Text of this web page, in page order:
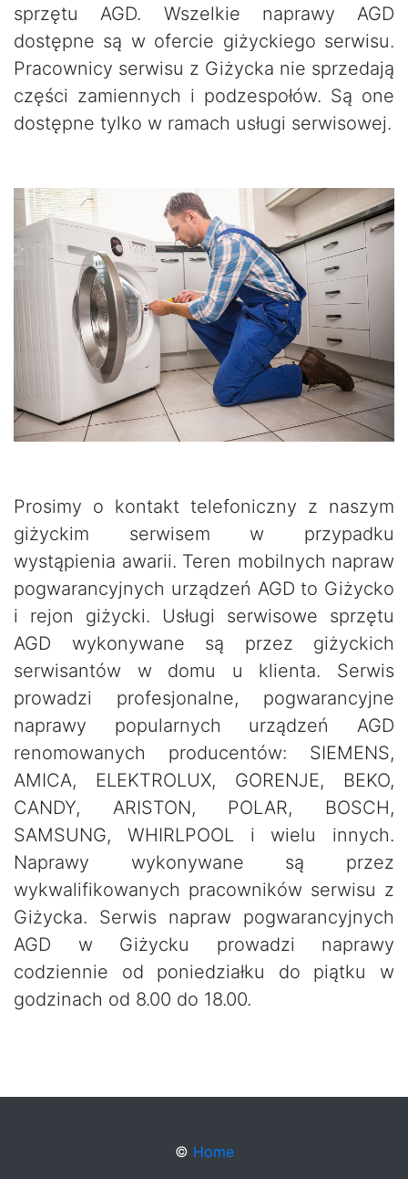
sprzętu AGD. Wszelkie naprawy AGD
dostępne są w ofercie giżyckiego serwisu.
Pracownicy serwisu z Giżycka nie sprzedają
części zamiennych i podzespołów. Są one
dostępne tylko w ramach usługi serwisowej.
Prosimy o kontakt telefoniczny z naszym
giżyckim serwisem w przypadku
wystąpienia awarii. Teren mobilnych napraw
pogwarancyjnych urządzeń AGD to Giżycko
i rejon giżycki. Usługi serwisowe sprzętu
AGD wykonywane są przez giżyckich
serwisantów w domu u klienta. Serwis
prowadzi profesjonalne, pogwarancyjne
naprawy popularnych urządzeń AGD
renomowanych producentów: SIEMENS,
AMICA, ELEKTROLUX, GORENJE, BEKO,
CANDY, ARISTON, POLAR, BOSCH,
SAMSUNG, WHIRLPOOL i wielu innych.
Naprawy wykonywane są przez
wykwalifikowanych pracowników serwisu z
Giżycka. Serwis napraw pogwarancyjnych
AGD w Giżycku prowadzi naprawy
codziennie od poniedziałku do piątku w
godzinach od 8.00 do 18.00.
© Home